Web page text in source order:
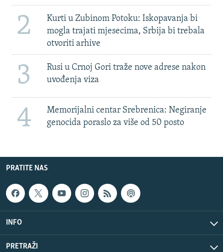
2
Kurti u Zubinom Potoku: Iskopavanja bi
mogla trajati mjesecima, Srbija bi trebala
otvoriti arhive
3
Rusi u Crnoj Gori traže nove adrese nakon
uvođenja viza
4
Memorijalni centar Srebrenica: Negiranje
genocida poraslo za više od 50 posto
PRATITE NAS
INFO
PRETRAŽI